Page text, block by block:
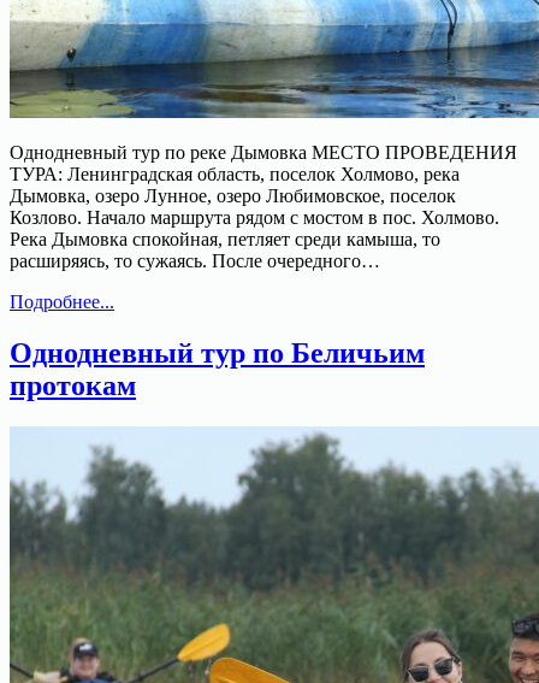
Однодневный тур по реке Дымовка МЕСТО ПРОВЕДЕНИЯ
ТУРА: Ленинградская область, поселок Холмово, река
Дымовка, озеро Лунное, озеро Любимовское, поселок
Козлово. Начало маршрута рядом с мостом в пос. Холмово.
Река Дымовка спокойная, петляет среди камыша, то
расширяясь, то сужаясь. После очередного…
Подробнее...
по
джунглям
р.
Однодневный тур по Беличьим
протокам